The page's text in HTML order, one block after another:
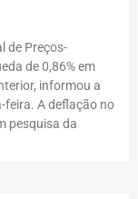
de Preços-
de 0,86% em
informou a
feira. A deflação no
pesquisa da